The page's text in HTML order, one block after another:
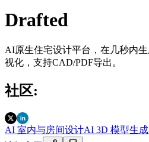
Drafted
AI原生住宅设计平台，在几秒内
视化，支持CAD/PDF导出。
社区:
AI 室内与房间设计AI 3D 模型生